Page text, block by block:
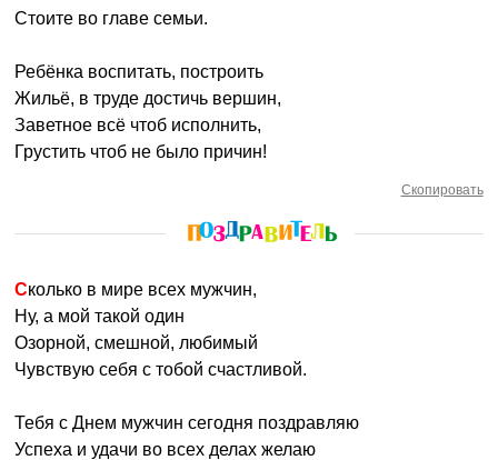
Стоите во главе семьи.
Ребёнка воспитать, построить
Жильё, в труде достичь вершин,
Заветное всё чтоб исполнить,
Грустить чтоб не было причин!
Скопировать
Сколько в мире всех мужчин,
Ну, а мой такой один
Озорной, смешной, любимый
Чувствую себя с тобой счастливой.
Тебя с Днем мужчин сегодня поздравляю
Успеха и удачи во всех делах желаю